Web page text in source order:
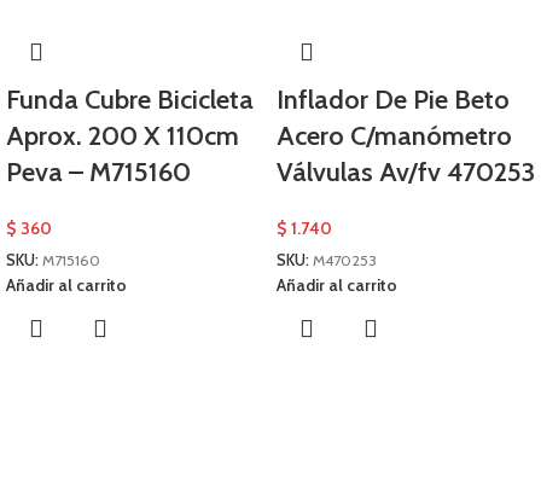
Funda Cubre Bicicleta
Aprox. 200 X 110cm
Peva – M715160
$ 360
SKU: M715160
Añadir al carrito
Inflador De Pie Beto
Acero C/manómetro
Válvulas Av/fv 470253
$ 1.740
SKU: M470253
Añadir al carrito